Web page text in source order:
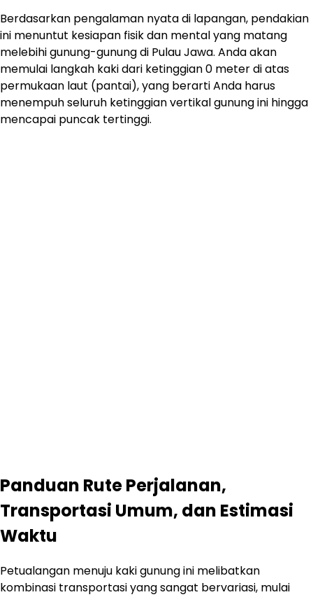
Berdasarkan pengalaman nyata di lapangan, pendakian
ini menuntut kesiapan fisik dan mental yang matang
melebihi gunung-gunung di Pulau Jawa. Anda akan
memulai langkah kaki dari ketinggian 0 meter di atas
permukaan laut (pantai), yang berarti Anda harus
menempuh seluruh ketinggian vertikal gunung ini hingga
mencapai puncak tertinggi.
Panduan Rute Perjalanan,
Transportasi Umum, dan Estimasi
Waktu
Petualangan menuju kaki gunung ini melibatkan
kombinasi transportasi yang sangat bervariasi, mulai